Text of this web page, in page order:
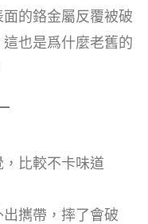
面的鉻金屬反覆被破
也是爲什麼老舊的
比較不卡味道
𢹂帶，摔了會破